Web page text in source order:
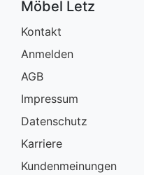
Möbel Letz
Kontakt
Anmelden
AGB
Impressum
Datenschutz
Karriere
Kundenmeinungen